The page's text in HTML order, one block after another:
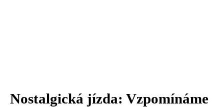
Nostalgická jízda: Vzpomínáme